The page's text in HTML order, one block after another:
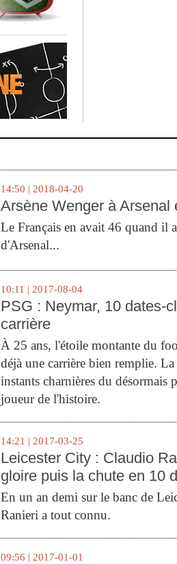
14:50 | 2018-04-20
Arsène Wenger à Arsenal
Le Français en avait 46 quand il
d'Arsenal...
10:11 | 2017-08-04
PSG : Neymar, 10 dates-
carrière
À 25 ans, l'étoile montante du
déjà une carrière bien remplie.
instants charnières du désormais
joueur de l'histoire.
14:21 | 2017-03-25
Leicester City : Claudio
gloire puis la chute en 10
En un an demi sur le banc de
Ranieri a tout connu.
09:56 | 2017-01-01